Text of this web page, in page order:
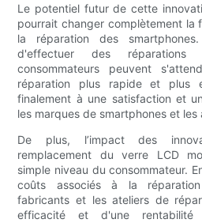
Le potentiel futur de cette
pourrait changer complètement la
la réparation des
d'effectuer des réparations
consommateurs peuvent
réparation plus rapide et plus
finalement à une satisfaction et
les marques de smartphones et
De plus, l’impact des
remplacement du verre LCD
simple niveau du consommateur.
coûts associés à la
fabricants et les ateliers de
efficacité et d'une rentabilité